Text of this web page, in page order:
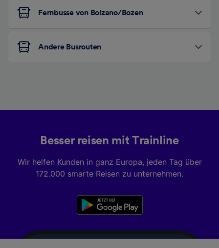
Fernbusse von Bolzano/Bozen
Andere Busrouten
Besser reisen mit Trainline
Wir helfen Kunden in ganz Europa, jeden Tag über
172.000 smarte Reisen zu unternehmen.